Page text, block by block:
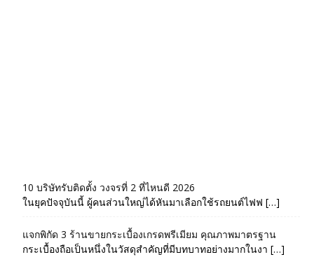
10 บริษัทรับติดตั้ง วงจรที่ 2 ที่ไหนดี 2026
ในยุคปัจจุบันนี้ ผู้คนส่วนใหญ่ได้หันมาเลือกใช้รถยนต์ไฟฟ […]
แจกพิกัด 3 ร้านขายกระเบื้องเกรดพรีเมียม คุณภาพมาตรฐาน
กระเบื้องถือเป็นหนึ่งในวัสดุสำคัญที่มีบทบาทอย่างมากในงา […]